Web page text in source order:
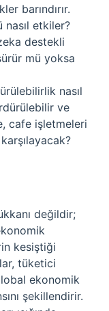
barındırır.
etkiler?
destekli
mü yoksa
nasıl
ve
cafe işletmeleri
değildir;
kesiştiği
tüketici
ekonomik
şekillendirir.